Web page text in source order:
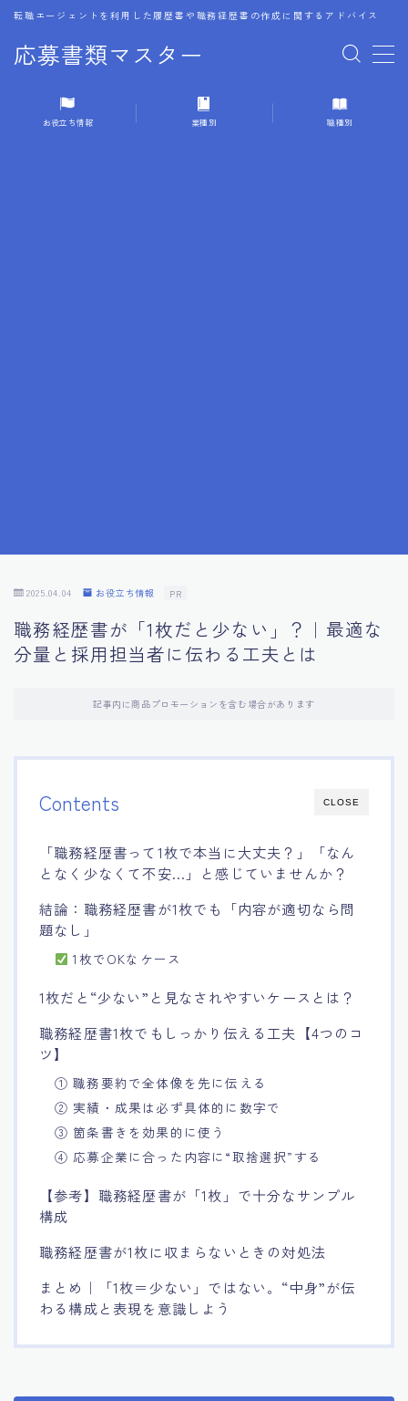
応募書類マスター
転職エージェントを利用した履歴書や職務経歴書の作成に関するアドバイス
MENU
1.履歴書のゴールデンルール
10.面接官に好印象を与える方法
11.キャリアアップを目指す人の応募書類
14.デジタル化やAIの進化がもたらす影響
お役立ち情報 業種別 職種別
2025.04.04 お役立ち情報 PR
職務経歴書が「1枚だと少ない」？｜最適な
分量と採用担当者に伝わる工夫とは
記事内に商品プロモーションを含む場合があります
CLOSE
Contents
「職務経歴書って1枚で本当に大丈夫？」「なん
となく少なくて不安…」と感じていませんか？
結論：職務経歴書が1枚でも「内容が適切なら問
題なし」
1枚でOKなケース
1枚だと“少ない”と見なされやすいケースとは？
職務経歴書1枚でもしっかり伝える工夫【4つのコ
ツ】
① 職務要約で全体像を先に伝える
② 実績・成果は必ず具体的に数字で
③ 箇条書きを効果的に使う
④ 応募企業に合った内容に“取捨選択”する
【参考】職務経歴書が「1枚」で十分なサンプル
構成
職務経歴書が1枚に収まらないときの対処法
まとめ｜「1枚＝少ない」ではない。“中身”が伝
わる構成と表現を意識しよう